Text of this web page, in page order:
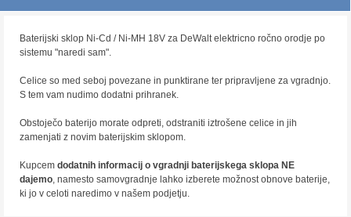
Baterijski sklop Ni-Cd / Ni-MH 18V za DeWalt elektricno ročno orodje po
sistemu "naredi sam".
Celice so med seboj povezane in punktirane ter pripravljene za vgradnjo.
S tem vam nudimo dodatni prihranek.
Obstoječo baterijo morate odpreti, odstraniti iztrošene celice in jih
zamenjati z novim baterijskim sklopom.
Kupcem dodatnih informacij o vgradnji baterijskega sklopa NE
dajemo, namesto samovgradnje lahko izberete možnost obnove baterije,
ki jo v celoti naredimo v našem podjetju.